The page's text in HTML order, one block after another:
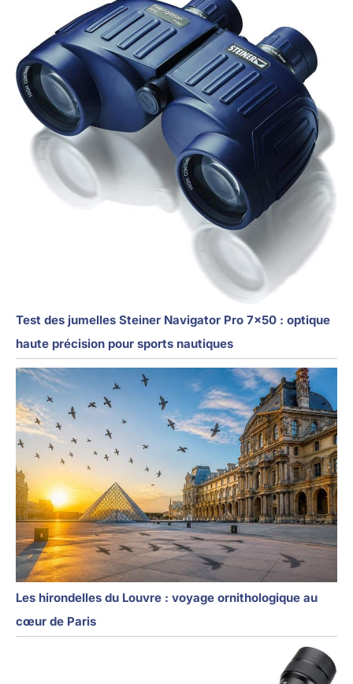
Test des jumelles Steiner Navigator Pro 7×50 : optique
haute précision pour sports nautiques
Les hirondelles du Louvre : voyage ornithologique au
cœur de Paris